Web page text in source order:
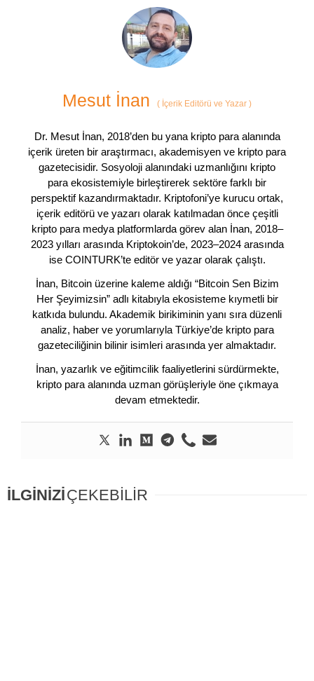
Mesut İnan ( İçerik Editörü ve Yazar )
Dr. Mesut İnan, 2018’den bu yana kripto para alanında
içerik üreten bir araştırmacı, akademisyen ve kripto para
gazetecisidir. Sosyoloji alanındaki uzmanlığını kripto
para ekosistemiyle birleştirerek sektöre farklı bir
perspektif kazandırmaktadır. Kriptofoni’ye kurucu ortak,
içerik editörü ve yazarı olarak katılmadan önce çeşitli
kripto para medya platformlarda görev alan İnan, 2018–
2023 yılları arasında Kriptokoin’de, 2023–2024 arasında
ise COINTURK’te editör ve yazar olarak çalıştı.
İnan, Bitcoin üzerine kaleme aldığı “Bitcoin Sen Bizim
Her Şeyimizsin” adlı kitabıyla ekosisteme kıymetli bir
katkıda bulundu. Akademik birikiminin yanı sıra düzenli
analiz, haber ve yorumlarıyla Türkiye’de kripto para
gazeteciliğinin bilinir isimleri arasında yer almaktadır.
İnan, yazarlık ve eğitimcilik faaliyetlerini sürdürmekte,
kripto para alanında uzman görüşleriyle öne çıkmaya
devam etmektedir.
İLGİNİZİÇEKEBİLİR